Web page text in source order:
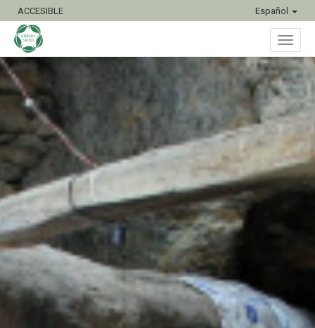
ACCESIBLE Español